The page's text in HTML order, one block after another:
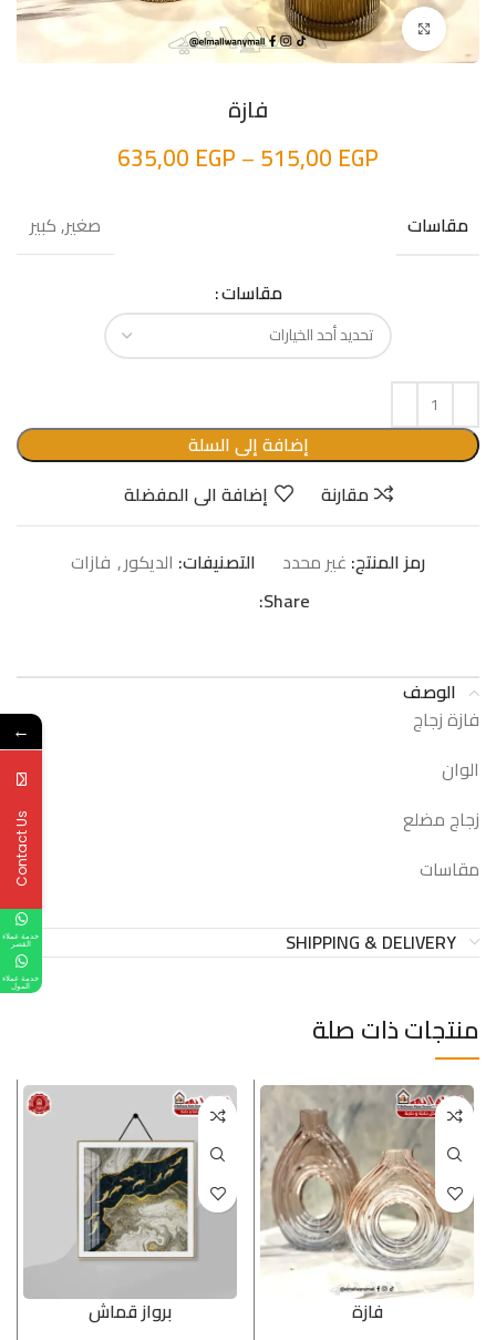
اضغط للتكبير
فازة
515,00 EGP
–
635,00 EGP
مقاسات صغير, كبير
مقاسات
إضافة إلى السلة
مقارنة
إضافة الى المفضلة
رمز المنتج: غير محدد التصنيفات: الدیكور, فازات
Share:
الوصف
فازة زجاج
الوان
زجاج مضلع
مقاسات
SHIPPING & DELIVERY
منتجات ذات صلة
فازة
برواز قماش
←
Contact Us
خدمة عملاء
القصر
خدمة عملاء
المول